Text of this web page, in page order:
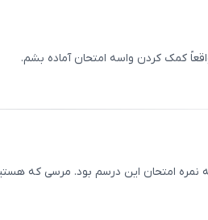
کمک کردن واسه امتحان آماده بشم.
امتحان این درسم بود. مرسی که